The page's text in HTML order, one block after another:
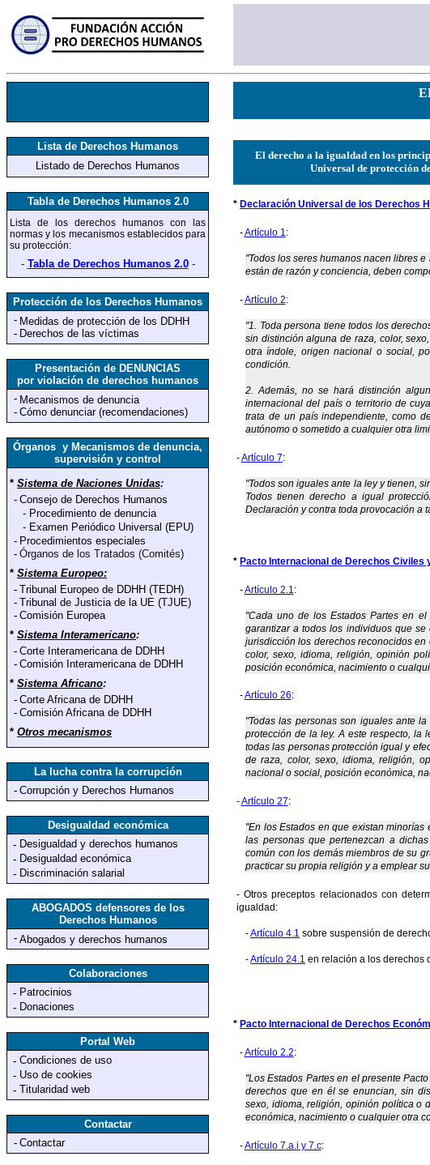
Lista de Derechos Humanos
Listado de Derechos Humanos
Tabla de Derechos Humanos 2.0
Lista de los derechos humanos con las
normas y los mecanismos establecidos para
su protección:
- Tabla de Derechos Humanos 2.0-
Protección de los Derechos Humanos
- Medidas de protección de los DDHH
- Derechos de las víctimas
Presentación de DENUNCIAS
por violación de derechos humanos
- Mecanismos de denuncia
- Cómo denunciar (recomendaciones)
Órganos y Mecanismos de denuncia,
supervisión y control
* Sistema de Naciones Unidas:
- Consejo de Derechos Humanos
- Procedimiento de denuncia
- Examen Periódico Universal (EPU)
- Procedimientos especiales
- Órganos de los Tratados (Comités)
* Sistema Europeo:
- Tribunal Europeo de DDHH (TEDH)
- Tribunal de Justicia de la UE (TJUE)
- Comisión Europea
* Sistema Interamericano:
- Corte Interamericana de DDHH
- Comisión Interamericana de DDHH
* Sistema Africano:
- Corte Africana de DDHH
- Comisión Africana de DDHH
* Otros mecanismos
La lucha contra la corrupción
- Corrupción y Derechos Humanos
Desigualdad económica
- Desigualdad y derechos humanos
- Desigualdad económica
- Discriminación salarial
ABOGADOS defensores de los
Derechos Humanos
- Abogados y derechos humanos
Colaboraciones
- Patrocinios
- Donaciones
Portal Web
- Condiciones de uso
- Uso de cookies
- Titularidad web
Contactar
- Contactar
El derecho a la igualdad en los
Universal de protección
* Declaración Universal de los Derechos
-Artículo 1:
"Todos los seres humanos nacen libres
están de razón y conciencia, deben
-Artículo 2:
"1. Toda persona tiene todos los
sin distinción alguna de raza, color,
otra índole, origen nacional o social,
condición.
2. Además, no se hará distinción
internacional del país o territorio de
trata de un país independiente, como
autónomo o sometido a cualquier otra
-Artículo 7:
"Todos son iguales ante la ley y tienen,
Todos tienen derecho a igual
Declaración y contra toda provocación a
* Pacto Internacional de Derechos Civiles
-Artículo 2.1 :
"Cada uno de los Estados Partes en
garantizar a todos los individuos que
jurisdicción los derechos reconocidos en
color, sexo, idioma, religión, opinión
posición económica, nacimiento o
-Artículo 26:
"Todas las personas son iguales ante
protección de la ley. A este respecto, la
todas las personas protección igual y
de raza, color, sexo, idioma, religión,
nacional o social, posición económica,
-Artículo 27:
"En los Estados en que existan
las personas que pertenezcan a
común con los demás miembros de su
practicar su propia religión y a emplear
- Otros preceptos relacionados con
igualdad:
-Artículo 4.1 sobre suspensión de
-Artículo 24.1 en relación a los derechos
* Pacto Internacional de Derechos
-Artículo 2.2:
"Los Estados Partes en el presente
derechos que en él se enuncian, sin
sexo, idioma, religión, opinión política o
económica, nacimiento o cualquier otra
-Artículo 7.a.i y 7.c: